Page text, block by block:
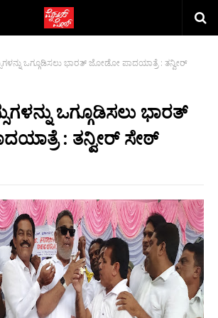
ಒಗ್ಗೂಡಿಸಲು ಭಾರತ್ ಜೋಡೋ ಪಾದಯಾತ್ರೆ : ತನ್ವೀರ್
ಒಗ್ಗೂಡಿಸಲು ಭಾರತ್
: ತನ್ವೀರ್ ಸೇಠ್